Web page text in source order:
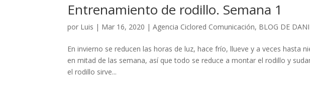
Entrenamiento de rodillo. Semana 1
por Luis | Mar 16, 2020 |Agencia Ciclored Comunicación, BLOG DE
En invierno se reducen las horas de luz, hace frío, llueve y a veces hasta
en mitad de las semana, así que todo se reduce a montar el rodillo y
el rodillo sirve...